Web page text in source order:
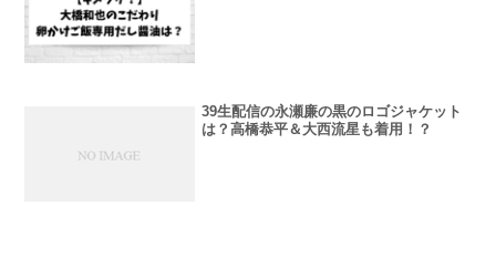
39生配信の永瀬廉の黒のロゴジャケット
は？高橋恭平＆大西流星も着用！？